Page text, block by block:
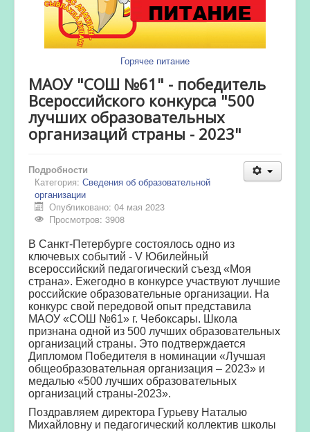
Горячее питание
МАОУ "СОШ №61" - победитель
Всероссийского конкурса "500
лучших образовательных
организаций страны - 2023"
Подробности
Категория: Сведения об образовательной
организации
Опубликовано: 04 мая 2023
Просмотров: 3908
В Санкт-Петербурге состоялось одно из
ключевых событий - V Юбилейный
всероссийский педагогический съезд «Моя
страна». Ежегодно в конкурсе участвуют лучшие
российские образовательные организации. На
конкурс свой передовой опыт представила
МАОУ «СОШ №61» г. Чебоксары. Школа
признана одной из 500 лучших образовательных
организаций страны. Это подтверждается
Дипломом Победителя в номинации «Лучшая
общеобразовательная организация – 2023» и
медалью «500 лучших образовательных
организаций страны-2023».
Поздравляем директора Гурьеву Наталью
Михайловну и педагогический коллектив школы